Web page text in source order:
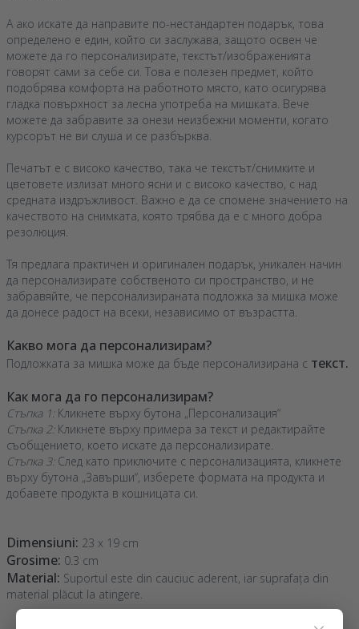
А ако искате да направите по-нестандартен подарък, това
определено е един, който си заслужава, защото освен че
можете да го персонализирате, текстът/изображенията
говорят сами за себе си. Това е полезен предмет, който
подобрява комфорта на работното място, като осигурява
гладка повърхност за лесна употреба на мишката. Вече
можете да забравите за онези неизбежни моменти, когато
курсорът не ви слуша и се разбърква.
Печатът е с високо качество, така че текстът/снимките и
цветовете излизат много ясни и с високо качество, с над
средната издръжливост. Важно е да се спомене значението на
качеството на снимката, която трябва да е с много добра
резолюция.
Тя предлага практичен и оригинален подарък, уникален начин
да персонализирате собственото си пространство, и не
забравяйте, че персонализираната подложка за мишка може
да донесе радост на всеки, независимо от възрастта.
Какво мога да персонализирам?
Подложката за мишка може да бъде персонализирана с текст.
Как мога да го персонализирам?
Стъпка 1:Кликнете върху бутона „Персонализация“
Стъпка 2:Кликнете върху примера за текст и редактирайте
съобщението, което искате да персонализирате.
Стъпка 3:След като приключите с персонализацията, кликнете
върху бутона „Завърши“, изберете формата на продукта и
добавете продукта в кошницата си.
Dimensiuni: 23 x 19 cm
Grosime: 0.3 cm
Material: Suportul este din cauciuc aderent, iar suprafața din
material plăcut la atingere.